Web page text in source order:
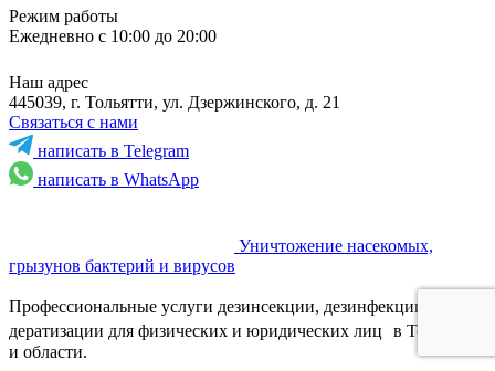
Режим работы
Ежедневно с 10:00 до 20:00
Наш адрес
445039, г. Тольятти, ул. Дзержинского, д. 21
Связаться с нами
написать в Telegram
написать в WhatsApp
Уничтожение насекомых,
грызунов бактерий и вирусов
Профессиональные услуги дезинсекции, дезинфекции и
дератизации для физических и юридических лиц в Тольятти
и области.